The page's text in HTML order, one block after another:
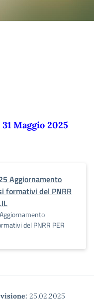
Maggio 2025
Aggiornamento
formativi del PNRR
del PNRR PER
25.02.2025